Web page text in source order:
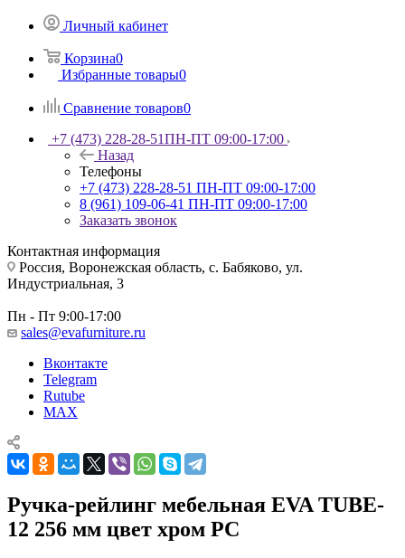
Личный кабинет
Корзина0
Избранные товары0
Сравнение товаров0
+7 (473) 228-28-51ПН-ПТ 09:00-17:00
Назад
Телефоны
+7 (473) 228-28-51 ПН-ПТ 09:00-17:00
8 (961) 109-06-41 ПН-ПТ 09:00-17:00
Заказать звонок
Контактная информация
Россия, Воронежская область, с. Бабяково, ул.
Индустриальная, 3
Пн - Пт 9:00-17:00
sales@evafurniture.ru
Вконтакте
Telegram
Rutube
MAX
Ручка-рейлинг мебельная EVA TUBE-
12 256 мм цвет хром PC